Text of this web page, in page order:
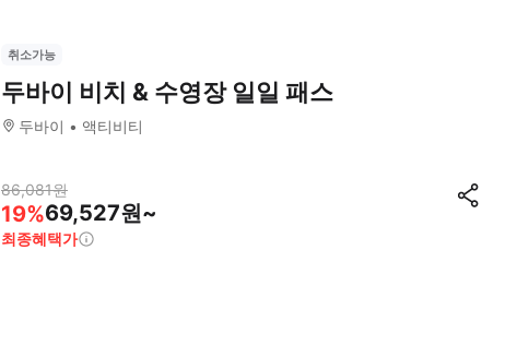
취소가능
두바이 비치 & 수영장 일일 패스
두바이 액티비티
86,081원
19%69,527원~
최종혜택가